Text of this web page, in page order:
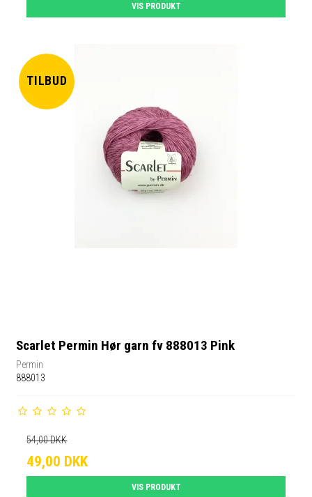
VIS PRODUKT
TILBUD
Scarlet Permin Hør garn fv 888013 Pink
Permin
888013
54,00 DKK
49,00 DKK
VIS PRODUKT